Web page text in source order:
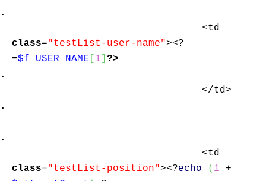
<td
class="testList-user-name"><?
=$f_USER_NAME 1 ?>
</td>
<td
class="testList-position"><?echo ( 1 +